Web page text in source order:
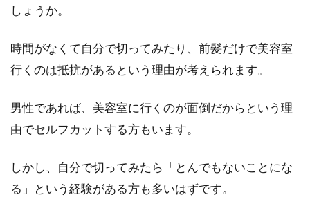
シャンプー後には、ドライヤーを使って髪を乾
かすという方が多いでしょう。そして、髪を乾
をつけないと薄毛の一因に
しょうか。
時間がなくて自分で切ってみたり、前髪だけで美容室
行くのは抵抗があるという理由が考えられます。
男性であれば、美容室に行くのが面倒だからという理
由でセルフカットする方もいます。
しかし、自分で切ってみたら「とんでもないことにな
る」という経験がある方も多いはずです。